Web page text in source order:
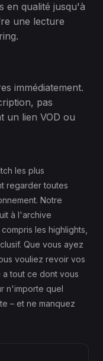
en qualité jusqu'à
une lecture
immédiatement.
pas
un lien VOD ou
les plus
regarder toutes
Notre
à l'archive
les highlights,
Que vous ayez
vouliez revoir vos
tout ce dont vous
n'importe quel
– et ne manquez